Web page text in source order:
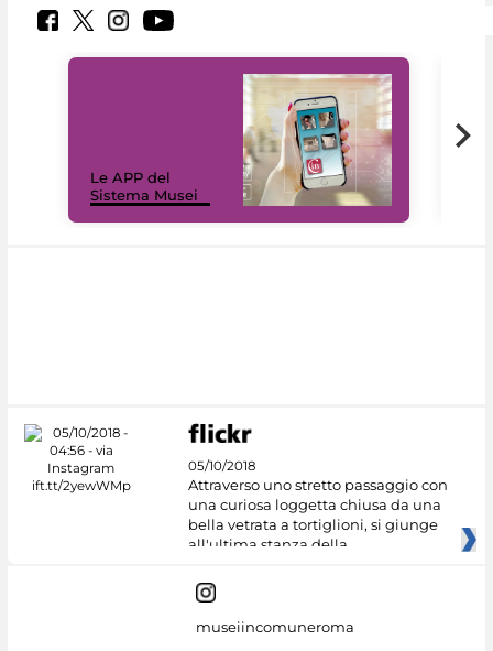
Le APP del
Sistema Musei
05/10/2018
Attraverso uno stretto passaggio con
una curiosa loggetta chiusa da una
bella vetrata a tortiglioni, si giunge
all'ultima stanza della
museiincomuneroma